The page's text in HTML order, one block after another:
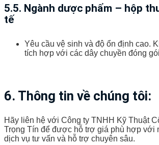
5.5. Ngành dược phẩm – hộp
tế
Yêu cầu vệ sinh và độ ổn định cao.
tích hợp với các dây chuyền đóng
6. Thông tin về chúng tôi:
Hãy liên hệ với Công ty TNHH Kỹ Thuật
Trọng Tín để được hỗ trợ giá phù hợp với
dịch vụ tư vấn và hỗ trợ chuyên sâu.